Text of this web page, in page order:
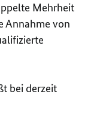
Mehrheit
Annahme von
bei derzeit